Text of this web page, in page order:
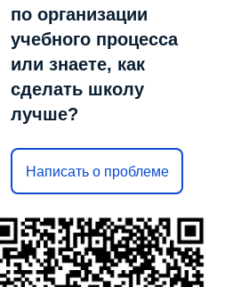
по организации
учебного процесса
или знаете, как
сделать школу
лучше?
Написать о проблеме